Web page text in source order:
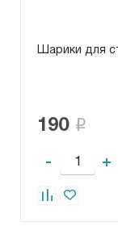
Шарики для
190
- +